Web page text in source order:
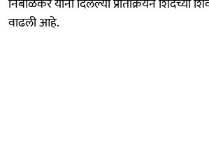
वाढली आहे.